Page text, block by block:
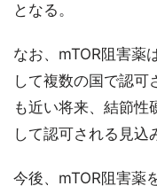
となる。
なお、mTOR阻害薬
して複数の国で認可
も近い将来、結節性
して認可される見込
今後、mTOR阻害薬